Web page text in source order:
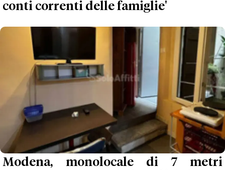
conti correnti delle famiglie'
Modena, monolocale di 7 metri